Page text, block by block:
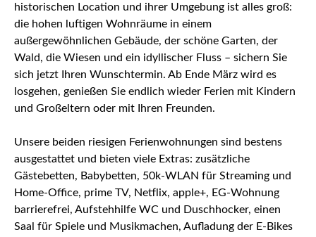
historischen Location und ihrer Umgebung ist alles groß:
die hohen luftigen Wohnräume in einem
außergewöhnlichen Gebäude, der schöne Garten, der
Wald, die Wiesen und ein idyllischer Fluss – sichern Sie
sich jetzt Ihren Wunschtermin. Ab Ende März wird es
losgehen, genießen Sie endlich wieder Ferien mit Kindern
und Großeltern oder mit Ihren Freunden.
Unsere beiden riesigen Ferienwohnungen sind bestens
ausgestattet und bieten viele Extras: zusätzliche
Gästebetten, Babybetten, 50k-WLAN für Streaming und
Home-Office, prime TV, Netflix, apple+, EG-Wohnung
barrierefrei, Aufstehhilfe WC und Duschhocker, einen
Saal für Spiele und Musikmachen, Aufladung der E-Bikes